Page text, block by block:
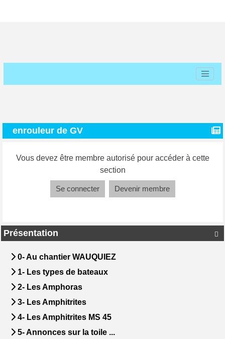

Présentation
0- Au chantier WAUQUIEZ
1- Les types de bateaux
2- Les Amphoras
3- Les Amphitrites
4- Les Amphitrites MS 45
5- Annonces sur la toile ...
enrouleur de GV
Vous devez être membre autorisé pour accéder à cette
section
Se connecter Devenir membre